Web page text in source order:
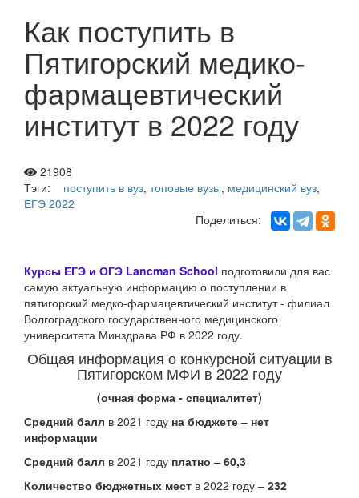
Как поступить в
Пятигорский медико-
фармацевтический
институт в 2022 году
21908
Тэги:
поступить в вуз, топовые вузы, медицинский вуз,
ЕГЭ 2022
Поделиться:
Курсы ЕГЭ и ОГЭ Lancman School подготовили для вас
самую актуальную информацию о поступлении в
пятигорский медко-фармацевтический институт - филиал
Волгоградского государственного медицинского
университета Минздрава РФ в 2022 году.
Общая информация о конкурсной ситуации в
Пятигорском МФИ в 2022 году
(очная форма - специалитет)
Средний балл в 2021 году на бюджете – нет
информации
Средний балл в 2021 году платно – 60,3
Количество бюджетных мест в 2022 году – 232